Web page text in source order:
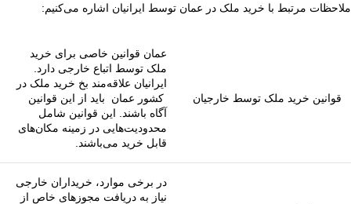
ملاحظات مرتبط با خرید ملک در عمان توسط ایرانیان اشاره می‌کنیم:
قوانین خرید ملک توسط خارجیان
عمان قوانین خاصی برای خرید
ملک توسط اتباع خارجی دارد.
ایرانیان علاقه‌مند بخ خرید ملک در
کشور عمان باید از این قوانین
آگاه باشند. این قوانین شامل
محدودیت‌هایی در زمینه مکان‌های
قابل خرید می‌باشند.
در برخی موارد، خریداران خارجی
نیاز به دریافت مجوزهای خاص از